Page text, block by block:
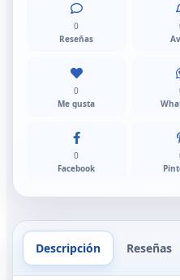
0
Reseñas
0
Me gusta
0
Facebook
Descripción Reseñas